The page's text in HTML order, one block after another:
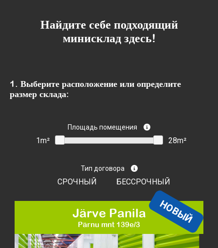
Найдите себе подходящий
минисклад здесь!
1. Выберите расположение или определите
размер склада:
Площадь помещения
Тип договора
СРОЧНЫЙ БЕССРОЧНЫЙ
Järve Panila
Pärnu mnt 139e/3 НОВЫЙ